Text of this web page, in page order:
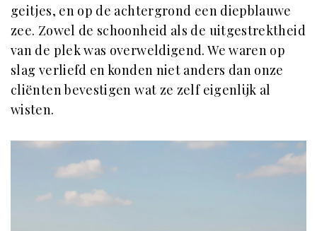
geitjes, en op de achtergrond een diepblauwe
zee. Zowel de schoonheid als de uitgestrektheid
van de plek was overweldigend. We waren op
slag verliefd en konden niet anders dan onze
cliënten bevestigen wat ze zelf eigenlijk al
wisten.